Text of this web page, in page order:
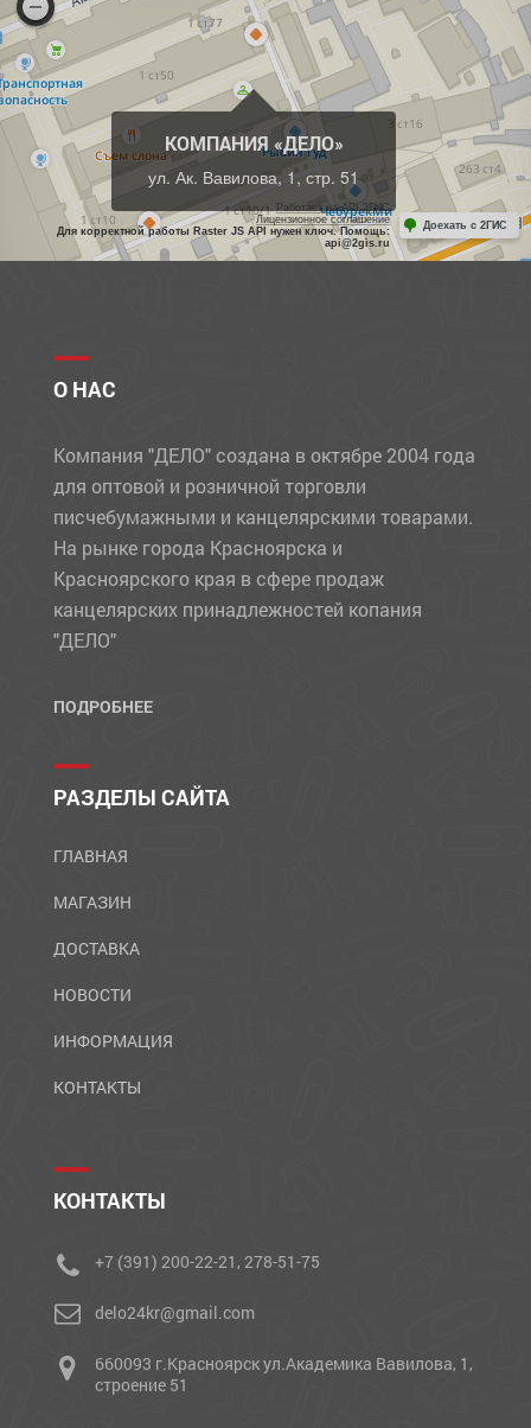
КОМПАНИЯ «ДЕЛО»
ул. Ак. Вавилова, 1, стр. 51
Работает на API 2ГИС
Лицензионное соглашение
Для корректной работы Raster JS API нужен ключ. Помощь:
api@2gis.ru
Доехать с 2ГИС
О НАС
Компания "ДЕЛО" создана в октябре 2004 года
для оптовой и розничной торговли
писчебумажными и канцелярскими товарами.
На рынке города Красноярска и
Красноярского края в сфере продаж
канцелярских принадлежностей копания
"ДЕЛО"
ПОДРОБНЕЕ
РАЗДЕЛЫ САЙТА
ГЛАВНАЯ
МАГАЗИН
ДОСТАВКА
НОВОСТИ
ИНФОРМАЦИЯ
КОНТАКТЫ
КОНТАКТЫ
+7 (391) 200-22-21, 278-51-75
delo24kr@gmail.com
660093 г.Красноярск ул.Академика Вавилова, 1,
строение 51